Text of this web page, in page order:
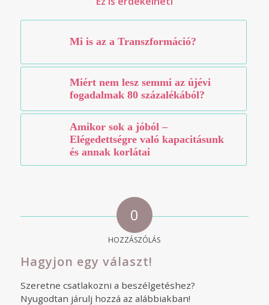
Mi is az a Transzformáció?
Miért nem lesz semmi az újévi
fogadalmak 80 százalékából?
Amikor sok a jóból –
Elégedettségre való kapacitásunk
és annak korlátai
0
HOZZÁSZÓLÁS
Hagyjon egy választ!
Szeretne csatlakozni a beszélgetéshez?
Nyugodtan járulj hozzá az alábbiakban!